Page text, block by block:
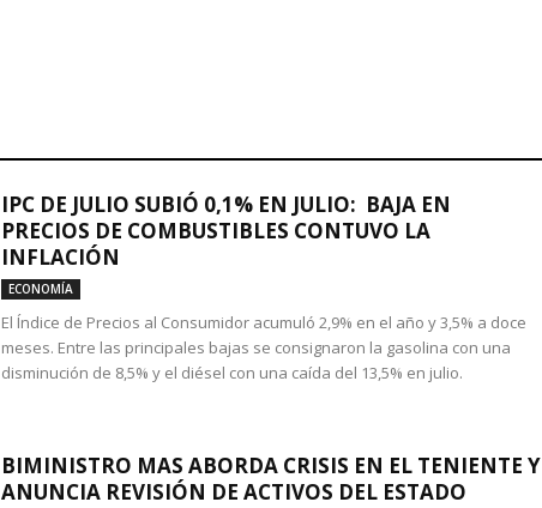
IPC DE JULIO SUBIÓ 0,1% EN JULIO: BAJA EN
PRECIOS DE COMBUSTIBLES CONTUVO LA
INFLACIÓN
ECONOMÍA
El Índice de Precios al Consumidor acumuló 2,9% en el año y 3,5% a doce
meses. Entre las principales bajas se consignaron la gasolina con una
disminución de 8,5% y el diésel con una caída del 13,5% en julio.
BIMINISTRO MAS ABORDA CRISIS EN EL TENIENTE Y
ANUNCIA REVISIÓN DE ACTIVOS DEL ESTADO